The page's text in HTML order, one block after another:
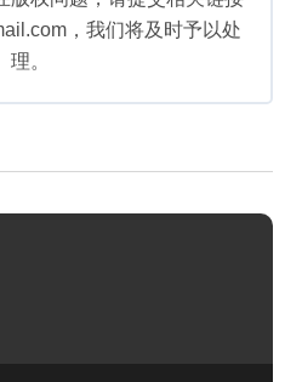
，我们将及时予以处
理。